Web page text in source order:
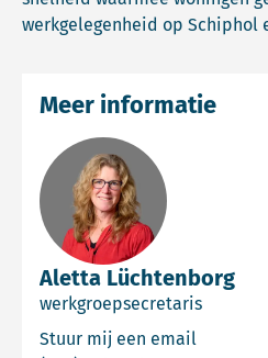
werkgelegenheid op Schiphol
Aletta Lüchtenborg
werkgroepsecretaris
Stuur mij een email
Meer informatie